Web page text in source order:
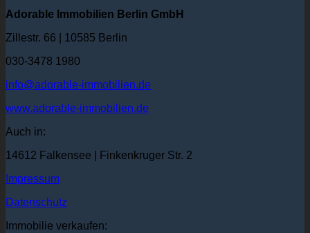
Adorable Immobilien Berlin GmbH
Zillestr. 66 | 10585 Berlin
030-3478 1980
info@adorable-immobilien.de
www.adorable-immobilien.de
Auch in:
14612 Falkensee | Finkenkruger Str. 2
Impressum
Datenschutz
Immobilie verkaufen: